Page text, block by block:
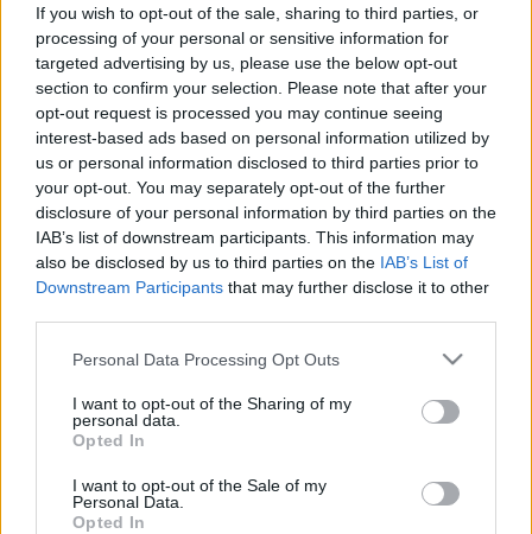
If you wish to opt-out of the sale, sharing to third parties, or
processing of your personal or sensitive information for
targeted advertising by us, please use the below opt-out
section to confirm your selection. Please note that after your
opt-out request is processed you may continue seeing
interest-based ads based on personal information utilized by
us or personal information disclosed to third parties prior to
your opt-out. You may separately opt-out of the further
disclosure of your personal information by third parties on the
IAB’s list of downstream participants. This information may
also be disclosed by us to third parties on the IAB’s List of
Downstream Participants that may further disclose it to other
Please note that this website/app uses one or more Google
not limited to your visit or usage behaviour. You may click to
grant or deny consent to Google and its third-party tags to
use your data for below specified purposes in below Google
consent section.
Personal Data Processing Opt Outs
I want to opt-out of the Sharing of my
personal data.
Opted In
I want to opt-out of the Sale of my
Personal Data.
Opted In
amelyeket egykor a magyar hagyomány őrzött meg
és fejlesztett tovább.
Nyitva látám mennyeknek kapuját...
(Istenes és világi énekek)
SEBESTYÉN MÁRTA
ének, furulya, csörgődob
SZOKOLAY DONGÓ BALÁZS
duda, furulyák, szaxofon
BOLYA MÁTYÁS
koboz, citerák
Bemutató: 2006.12.10. vasárnap, 17.00 h
Forrás: Veszprémi Petőfi Színház